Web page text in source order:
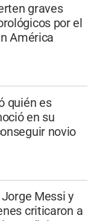
graves
por el
América
quién es
en su
novio
Messi y
criticaron a